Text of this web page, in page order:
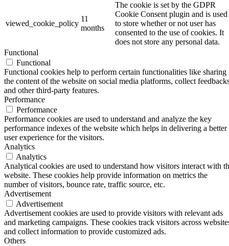
viewed_cookie_policy
11
months
The cookie is set by the GDPR
Cookie Consent plugin and is used
to store whether or not user has
consented to the use of cookies. It
does not store any personal data.
Functional
Functional
Functional cookies help to perform certain functionalities like sharing
the content of the website on social media platforms, collect
and other third-party features.
Performance
Performance
Performance cookies are used to understand and analyze the key
performance indexes of the website which helps in delivering a better
user experience for the visitors.
Analytics
Analytics
Analytical cookies are used to understand how visitors interact with
website. These cookies help provide information on metrics the
number of visitors, bounce rate, traffic source, etc.
Advertisement
Advertisement
Advertisement cookies are used to provide visitors with relevant ads
and marketing campaigns. These cookies track visitors across
and collect information to provide customized ads.
Others